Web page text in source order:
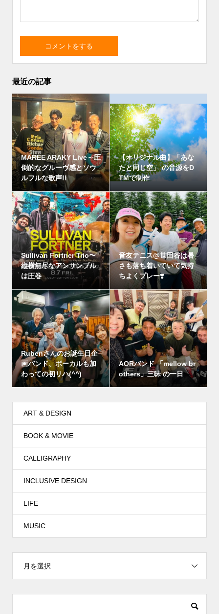
最近の記事
MAREE ARAKY Live～圧
倒的なグルーヴ感とソウ
ルフルな歌声!!
【オリジナル曲】「あな
たと同じ空」 の音源をD
TMで制作
Sullivan Fortner Trio〜
縦横無尽なアンサンブル
は圧巻
音友テニス@世田谷は暑
さも落ち着いていて気持
ちよくプレー❣️
Rubenさんのお誕生日企
画バンド、ボーカルも加
わっての初リハ(^^)
AORバンド 「mellow br
others」三昧 の一日
ART & DESIGN
BOOK & MOVIE
CALLIGRAPHY
INCLUSIVE DESIGN
LIFE
MUSIC
月を選択